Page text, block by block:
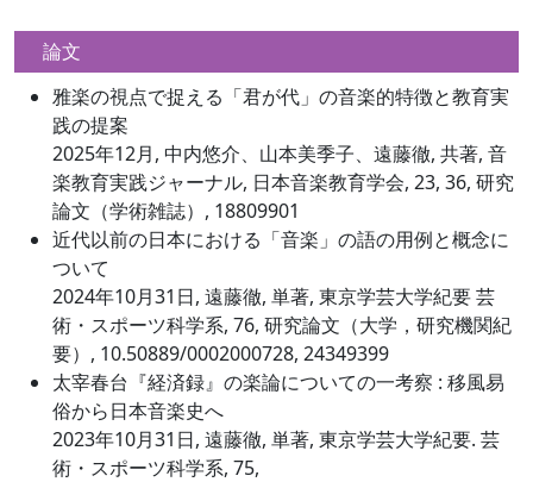
論文
雅楽の視点で捉える「君が代」の音楽的特徴と教育実
践の提案
2025年12月, 中内悠介、山本美季子、遠藤徹, 共著, 音
楽教育実践ジャーナル, 日本音楽教育学会, 23, 36, 研究
論文（学術雑誌）, 18809901
近代以前の日本における「音楽」の語の用例と概念に
ついて
2024年10月31日, 遠藤徹, 単著, 東京学芸大学紀要 芸
術・スポーツ科学系, 76, 研究論文（大学，研究機関紀
要）, 10.50889/0002000728, 24349399
太宰春台『経済録』の楽論についての一考察 : 移風易
俗から日本音楽史へ
2023年10月31日, 遠藤徹, 単著, 東京学芸大学紀要. 芸
術・スポーツ科学系, 75,